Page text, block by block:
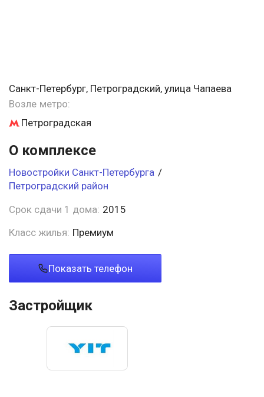
Санкт-Петербург, Петроградский, улица Чапаева
Возле метро:
Петроградская
О комплексе
Новостройки Санкт-Петербурга /
Петроградский район
Срок сдачи 1 дома: 2015
Класс жилья: Премиум
Показать телефон
Застройщик